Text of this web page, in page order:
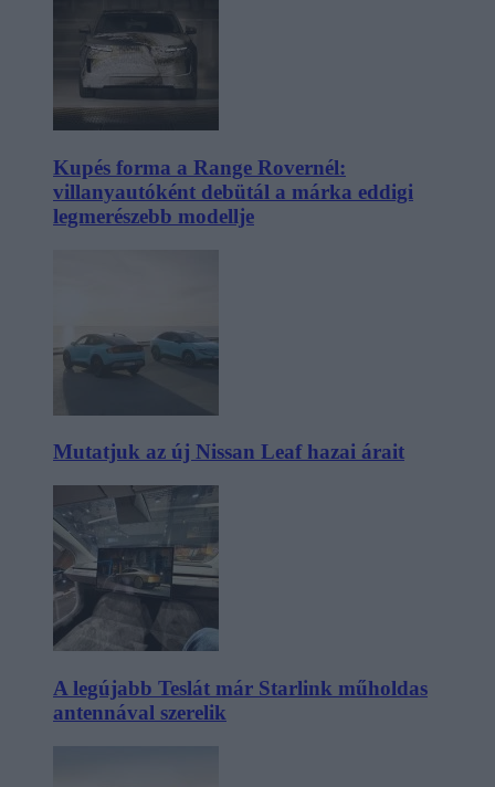
Kupés forma a Range Rovernél:
villanyautóként debütál a márka eddigi
legmerészebb modellje
Mutatjuk az új Nissan Leaf hazai árait
A legújabb Teslát már Starlink műholdas
antennával szerelik